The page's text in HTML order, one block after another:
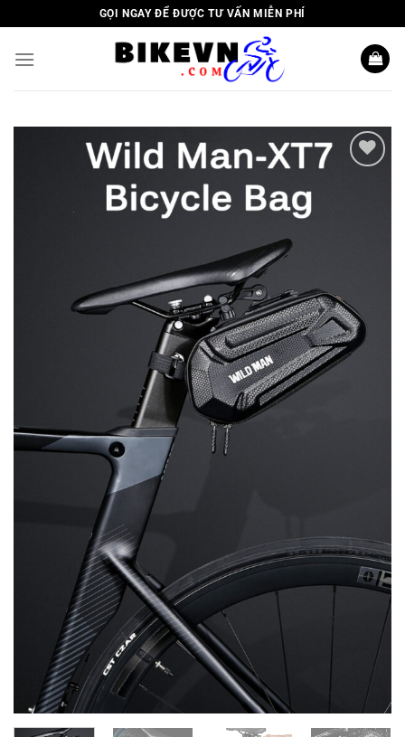
to
content
GỌI NGAY ĐỂ ĐƯỢC TƯ VẤN MIỄN PHÍ